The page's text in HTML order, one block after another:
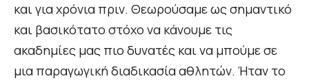
και για χρόνια πριν. Θεωρούσαμε ως σημαντικό
και βασικότατο στόχο να κάνουμε τις
ακαδημίες μας πιο δυνατές και να μπούμε σε
μια παραγωγική διαδικασία αθλητών. Ήταν το